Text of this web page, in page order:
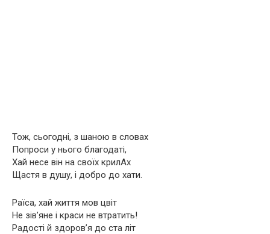
Тож, сьогодні, з шаною в словах
Попроси у нього благодаті,
Хай несе він на своїх крилАх
Щастя в душу, і добро до хати.
Раїса, хай життя мов цвіт
Не зів’яне і краси не втратить!
Радості й здоров’я до ста літ